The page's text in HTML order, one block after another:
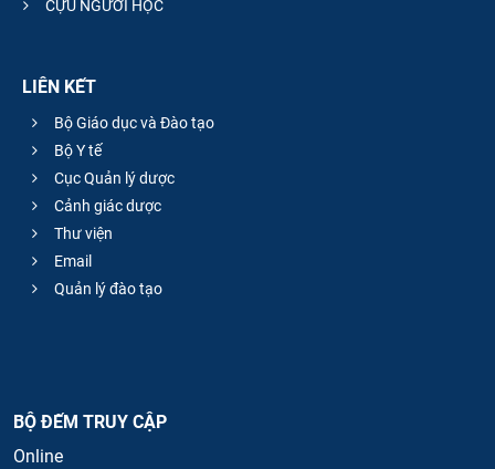
CỰU NGƯỜI HỌC
LIÊN KẾT
Bộ Giáo dục và Đào tạo
Bộ Y tế
Cục Quản lý dược
Cảnh giác dược
Thư viện
Email
Quản lý đào tạo
BỘ ĐẾM TRUY CẬP
Online